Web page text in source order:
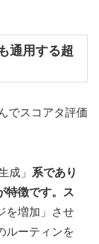
通用する超
でスコアタ評価
成」 系であり
特徴です。ス
を増加」させ
ルーティンを